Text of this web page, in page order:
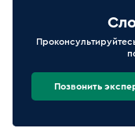
Позвонить